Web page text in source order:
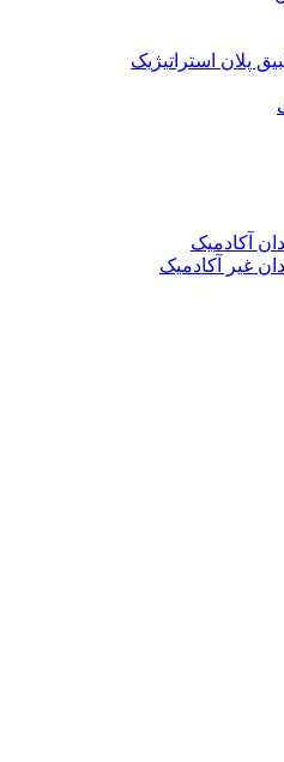
پلان استراتیژیک
آکادمیک
غیر آکادمیک